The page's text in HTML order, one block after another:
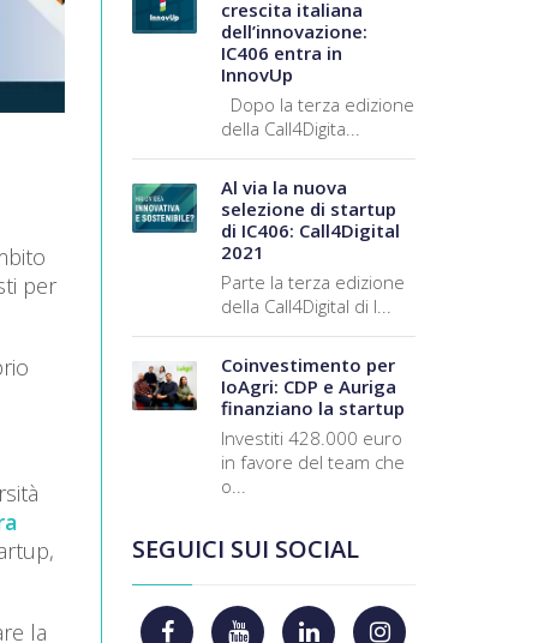
per
la
crescita italiana
dell’innovazione:
IC406 entra in
InnovUp
Dopo la terza edizione
della Call4Digita...
Al via la nuova
selezione di startup
di IC406: Call4Digital
2021
Parte la terza edizione
della Call4Digital di I...
Coinvestimento per
IoAgri: CDP e Auriga
finanziano la startup
Investiti 428.000 euro
in favore del team che
o...
SEGUICI SUI SOCIAL